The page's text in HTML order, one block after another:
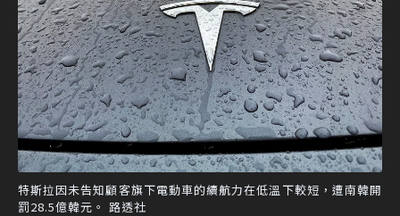
特斯拉因未告知顧客旗下電動車的續航力在低溫下較短，遭南韓開
罰28.5億韓元。 路透社